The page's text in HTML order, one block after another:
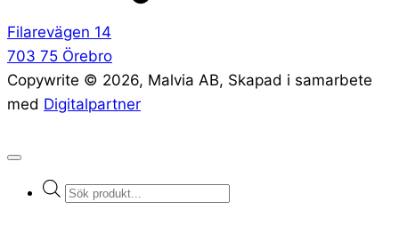
Filarevägen 14
703 75 Örebro
Copywrite © 2026, Malvia AB, Skapad i samarbete
med Digitalpartner
Products